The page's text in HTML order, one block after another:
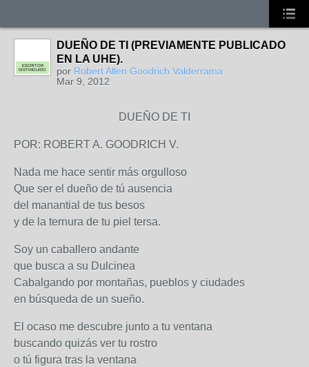
ESCRITOR
DISTINGUIDO
DUEÑO DE TI (PREVIAMENTE PUBLICADO
EN LA UHE).
por Robert Allen Goodrich Valderrama
Mar 9, 2012
DUEÑO DE TI
POR: ROBERT A. GOODRICH V.
Nada me hace sentir más orgulloso
Que ser el dueño de tú ausencia
del manantial de tus besos
y de la ternura de tu piel tersa.
Soy un caballero andante
que busca a su Dulcinea
Cabalgando por montañas, pueblos y ciudades
en búsqueda de un sueño.
El ocaso me descubre junto a tu ventana
buscando quizás ver tu rostro
o tú figura tras la ventana